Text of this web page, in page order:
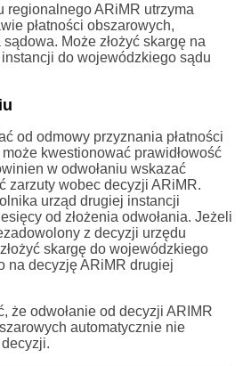
regionalnego ARiMR utrzyma
płatności obszarowych,
Może złożyć skargę na
do wojewódzkiego sądu
od odmowy przyznania płatności
kwestionować prawidłowość
w odwołaniu wskazać
zarzuty wobec decyzji ARiMR.
urząd drugiej instancji
od złożenia odwołania. Jeżeli
z decyzji urzędu
skargę do wojewódzkiego
na decyzję ARiMR drugiej
że odwołanie od decyzji ARIMR
automatycznie nie